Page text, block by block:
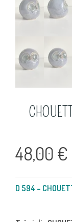
48,00 €
D 594 –